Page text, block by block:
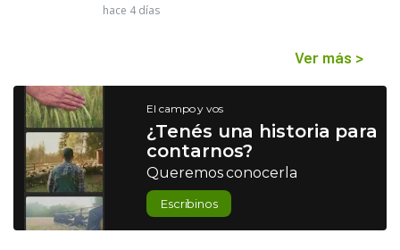
hace 4 días
Ver más >
El campo y vos
¿Tenés una historia para
contarnos?
Queremos conocerla
Escribinos